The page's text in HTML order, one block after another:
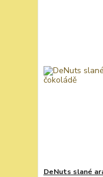
DeNuts slané